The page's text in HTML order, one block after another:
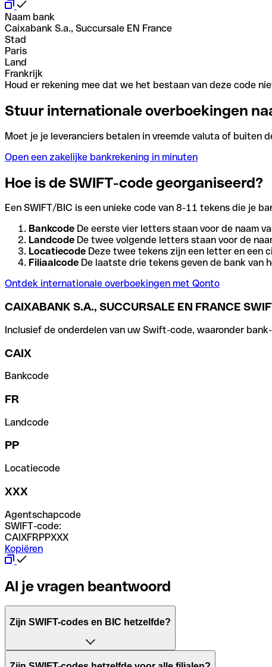
Naam bank
Caixabank S.a., Succursale EN France
Stad
Paris
Land
Frankrijk
Houd er rekening mee dat we het bestaan van deze code
Stuur internationale overboekingen
Moet je je leveranciers betalen in vreemde valuta of buiten
Open een zakelijke bankrekening in minuten
Hoe is de SWIFT-code georganiseerd?
Een SWIFT/BIC is een unieke code van 8-11 tekens die je
Bankcode De eerste vier letters staan voor de naam
Landcode De twee volgende letters staan voor de
Locatiecode Deze twee tekens zijn een letter en een
Filiaalcode De laatste drie tekens geven de bank van
Ontdek internationale overboekingen met Qonto
CAIXABANK S.A., SUCCURSALE EN FRANCE
Inclusief de onderdelen van uw Swift-code, waaronder
CAIX
Bankcode
FR
Landcode
PP
Locatiecode
XXX
Agentschapcode
SWIFT-code:
CAIXFRPPXXX
Kopiëren
Al je vragen beantwoord
Zijn SWIFT-codes en BIC hetzelfde?